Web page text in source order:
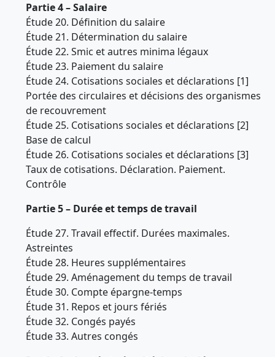
Partie 4 – Salaire
Étude 20. Définition du salaire
Étude 21. Détermination du salaire
Étude 22. Smic et autres minima légaux
Étude 23. Paiement du salaire
Étude 24. Cotisations sociales et déclarations [1]
Portée des circulaires et décisions des organismes
de recouvrement
Étude 25. Cotisations sociales et déclarations [2]
Base de calcul
Étude 26. Cotisations sociales et déclarations [3]
Taux de cotisations. Déclaration. Paiement.
Contrôle
Partie 5 – Durée et temps de travail
Étude 27. Travail effectif. Durées maximales.
Astreintes
Étude 28. Heures supplémentaires
Étude 29. Aménagement du temps de travail
Étude 30. Compte épargne-temps
Étude 31. Repos et jours fériés
Étude 32. Congés payés
Étude 33. Autres congés